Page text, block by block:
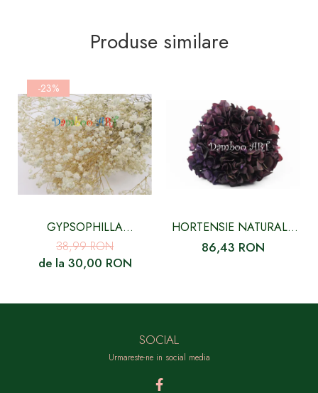
Produse similare
-23%
GYPSOPHILLA
CRIOGENATA ALBA
38,99 RON
de la 30,00 RON
HORTENSIE NATURALA
STABILIZATA, MOV
86,43 RON
SOCIAL
Urmareste-ne in social media